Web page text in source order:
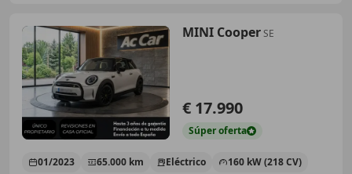
MINI CooperSE
€ 17.990
Súperoferta
01/2023 65.000 km Eléctrico 160 kW (218 CV)